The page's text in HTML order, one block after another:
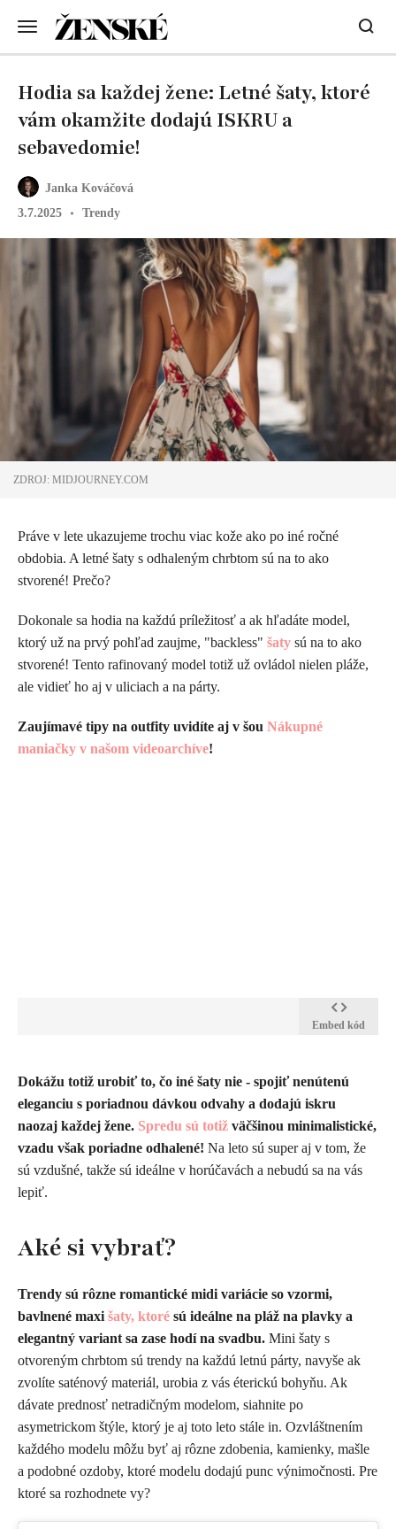
Janka Kováčová
3.7.2025
Trendy
Hodia sa každej žene: Letné šaty, ktoré
vám okamžite dodajú ISKRU a
sebavedomie!
ZDROJ: MIDJOURNEY.COM
Práve v lete ukazujeme trochu viac kože ako po iné ročné
obdobia. A letné šaty s odhaleným chrbtom sú na to ako
stvorené! Prečo?
Dokonale sa hodia na každú príležitosť a ak hľadáte model,
ktorý už na prvý pohľad zaujme, "backless" šaty sú na to ako
stvorené! Tento rafinovaný model totiž už ovládol nielen pláže,
ale vidieť ho aj v uliciach a na párty.
Zaujímavé tipy na outfity uvidíte aj v šou Nákupné
maniačky v našom videoarchíve!
Embed kód
Dokážu totiž urobiť to, čo iné šaty nie - spojiť nenútenú
eleganciu s poriadnou dávkou odvahy a dodajú iskru
naozaj každej žene. Spredu sú totiž väčšinou minimalistické,
vzadu však poriadne odhalené! Na leto sú super aj v tom, že
sú vzdušné, takže sú ideálne v horúčavách a nebudú sa na vás
lepiť.
Aké si vybrať?
Trendy sú rôzne romantické midi variácie so vzormi,
bavlnené maxi šaty, ktoré sú ideálne na pláž na plavky a
elegantný variant sa zase hodí na svadbu. Mini šaty s
otvoreným chrbtom sú trendy na každú letnú párty, navyše ak
zvolíte saténový materiál, urobia z vás éterickú bohyňu. Ak
dávate prednosť netradičným modelom, siahnite po
asymetrickom štýle, ktorý je aj toto leto stále in. Ozvláštnením
každého modelu môžu byť aj rôzne zdobenia, kamienky, mašle
a podobné ozdoby, ktoré modelu dodajú punc výnimočnosti. Pre
ktoré sa rozhodnete vy?